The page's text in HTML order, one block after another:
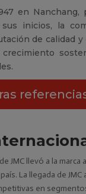
en
sus inicios, la
de calidad
JMC llevó a la
La llegada de
en